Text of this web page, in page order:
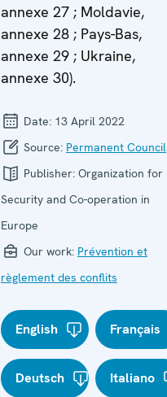
annexe 27 ; Moldavie,
annexe 28 ; Pays-Bas,
annexe 29 ; Ukraine,
annexe 30).
Date: 13 April 2022
Source: Permanent Council
Publisher: Organization for
Security and Co-operation in
Europe
Our work: Prévention et
règlement des conflits
English Français
Deutsch Italiano